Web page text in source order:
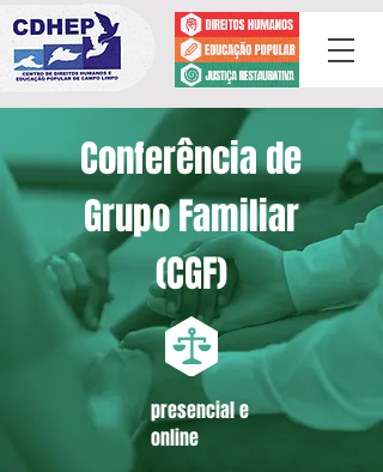
Conferência de
Grupo Familiar
(CGF)
presencial e
online